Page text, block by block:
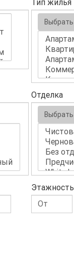
Тип жилья
Выбрать
Отделка
Выбрать
Этажность